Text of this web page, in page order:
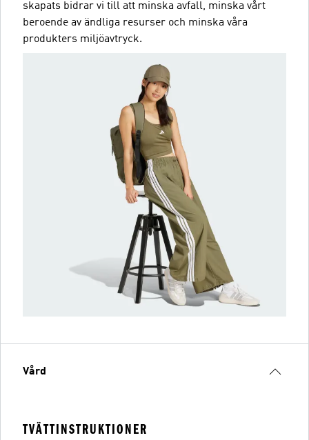
skapats bidrar vi till att minska avfall, minska vårt
beroende av ändliga resurser och minska våra
produkters miljöavtryck.
Vård
TVÄTTINSTRUKTIONER